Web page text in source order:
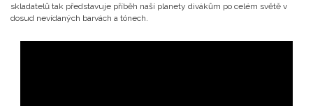
skladatelů tak představuje příběh naší planety divákům po celém světě v
dosud nevídaných barvách a tónech.